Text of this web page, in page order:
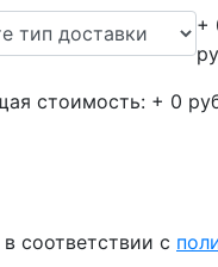
+
стоимость: + 0
в соответствии с